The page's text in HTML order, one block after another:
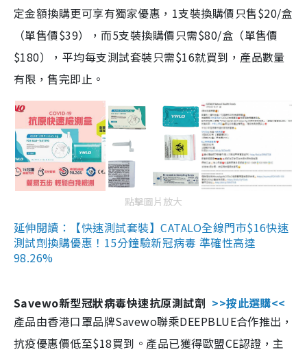
定金額換購更可享有獨家優惠，1支裝換購價只售$20/盒
（單售價$39），而5支裝換購價只需$80/盒（單售價
$180），平均每支測試套裝只需$16就買到，產品數量
有限，售完即止。
點擊圖片放大
延伸閱讀：【快速測試套裝】CATALO全線門市$16快速
測試劑換購優惠！15分鐘驗新冠病毒 準確性高達
98.26%
Savewo新型冠狀病毒快速抗原測試劑 >>按此選購<<
產品由香港口罩品牌Savewo聯乘DEEPBLUE合作推出，
抗疫優惠價低至$18買到。產品已獲得歐盟CE認證，主